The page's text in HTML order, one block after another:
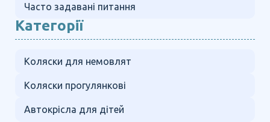
Часто задавані питання
Категорії
Коляски для немовлят
Коляски прогулянкові
Автокрісла для дітей